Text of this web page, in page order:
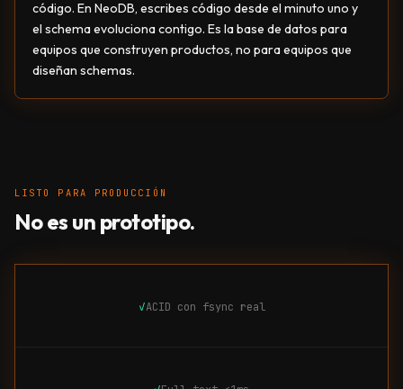
código. En NeoDB, escribes código desde el minuto uno y
el schema evoluciona contigo. Es la base de datos para
equipos que construyen productos, no para equipos que
diseñan schemas.
LISTO PARA PRODUCCIÓN
No es un prototipo.
✓ACID con fsync real